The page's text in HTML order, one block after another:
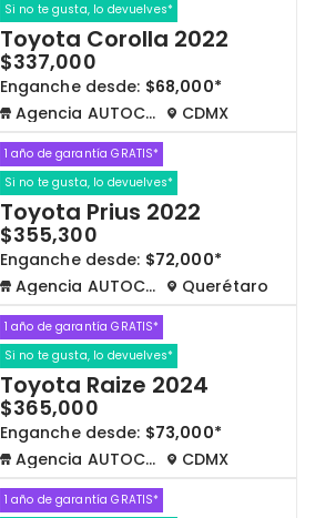
Si no te gusta, lo devuelves*
Toyota Corolla 2022
$337,000
Enganche desde: $68,000*
Agencia AUTOCOM
CDMX
1 año de garantía GRATIS*
Si no te gusta, lo devuelves*
Toyota Prius 2022
$355,300
Enganche desde: $72,000*
Agencia AUTOCOM
Querétaro
1 año de garantía GRATIS*
Si no te gusta, lo devuelves*
Toyota Raize 2024
$365,000
Enganche desde: $73,000*
Agencia AUTOCOM
CDMX
1 año de garantía GRATIS*